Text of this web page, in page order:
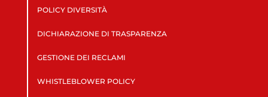
POLICY DIVERSITÀ
DICHIARAZIONE DI TRASPARENZA
GESTIONE DEI RECLAMI
WHISTLEBLOWER POLICY